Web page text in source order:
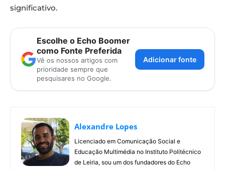
significativo.
Escolhe o Echo Boomer
como Fonte Preferida
Vê os nossos artigos com
prioridade sempre que
pesquisares no Google.
Adicionar fonte
Alexandre Lopes
Licenciado em Comunicação Social e
Educação Multimédia no Instituto Politécnico
de Leiria, sou um dos fundadores do Echo